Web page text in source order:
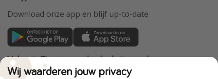
Download onze app en blijf up-to-date
VakantiePiraten maakt deel uit van de
HolidayPirates Group
Wij waarderen jouw privacy